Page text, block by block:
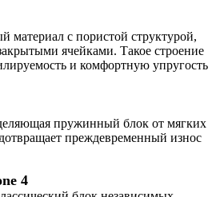
материал с пористой структурой,
ячейками. Такое строение
и комфортную упругость
пружинный блок от мягких
преждевременный износ
4